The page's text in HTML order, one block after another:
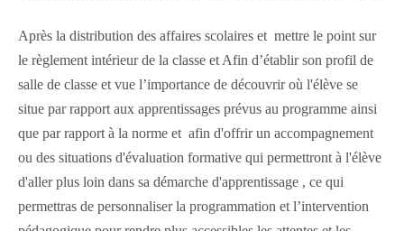
Après la distribution des affaires scolaires et mettre le point sur
le règlement intérieur de la classe et Afin d’établir son profil de
salle de classe et vue l’importance de découvrir où l'élève se
situe par rapport aux apprentissages prévus au programme ainsi
que par rapport à la norme et afin d'offrir un accompagnement
ou des situations d'évaluation formative qui permettront à l'élève
d'aller plus loin dans sa démarche d'apprentissage , ce qui
permettras de personnaliser la programmation et l’intervention